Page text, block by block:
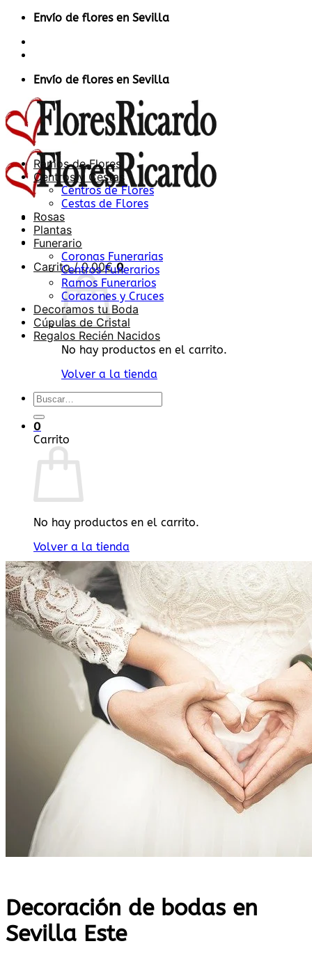
Saltar
contenido
Envío de flores en Sevilla
Envío de flores en Sevilla
Carrito /0,00€ 0
No hay productos en el carrito.
Volver a la tienda
Buscar
por:
0
Carrito
No hay productos en el carrito.
Volver a la tienda
Ramos de Flores
Centros y Cestas
Centros de Flores
Cestas de Flores
Rosas
Plantas
Funerario
Coronas Funerarias
Centros Funerarios
Ramos Funerarios
Corazones y Cruces
Decoramos tu Boda
Cúpulas de Cristal
Regalos Recién Nacidos
Decoración de bodas en
Sevilla Este